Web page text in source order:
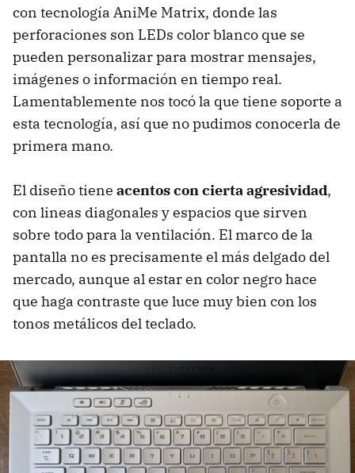
con tecnología AniMe Matrix, donde las
perforaciones son LEDs color blanco que se
pueden personalizar para mostrar mensajes,
imágenes o información en tiempo real.
Lamentablemente nos tocó la que tiene soporte a
esta tecnología, así que no pudimos conocerla de
primera mano.
El diseño tiene acentos con cierta agresividad,
con lineas diagonales y espacios que sirven
sobre todo para la ventilación. El marco de la
pantalla no es precisamente el más delgado del
mercado, aunque al estar en color negro hace
que haga contraste que luce muy bien con los
tonos metálicos del teclado.